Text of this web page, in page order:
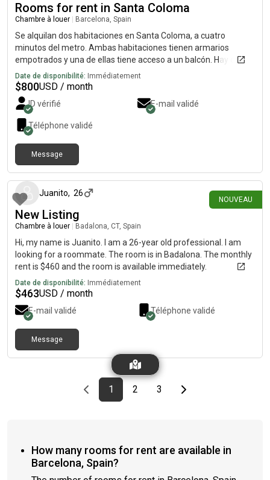
Rooms for rent in Santa Coloma
Chambre à louer Barcelona, Spain
Se alquilan dos habitaciones en Santa Coloma, a cuatro
minutos del metro. Ambas habitaciones tienen armarios
empotrados y una de ellas tiene acceso a un balcón. Hay dos
zonas comunes en la casa, cada una con terraza, una en la
planta baja y otra en la azotea. Incluye lavadora y tendedero.
Cocina totalmente equipada. Aire acondicionado/calefacción.
Actualmente compartimos piso con dos personas, una de M y
otra de H, y un gato. Two rooms available for rent in Santa
Coloma, four minutes from metro. Both rooms have
wardrobes, one room has access to balcony. Two common
spaces in house, each with terraces, one at ground level and
one on roof. Washer and clothesline included. Fully equipped
kitchen. AC/heat. Two roommates currently, M and a cat.
Date de disponibilité: Immédiatement
$800USD / month
ID vérifié E-mail validé
Téléphone validé
Message
NOUVEAU
Juanito, 26
New Listing
Chambre à louer Badalona, CT, Spain
Hi, my name is Juanito. I am a 26-year old professional. I am
looking for a roommate. The room is in Badalona. The monthly
rent is $460 and the room is available immediately.
Date de disponibilité: Immédiatement
$463USD / month
E-mail validé Téléphone validé
Message
Previous page
page
1First page
page
2 page
3Last pageNext page
How many rooms for rent are available in
Barcelona, Spain?